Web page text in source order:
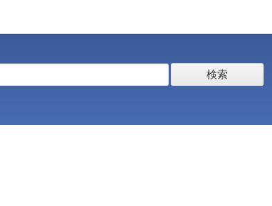
検索